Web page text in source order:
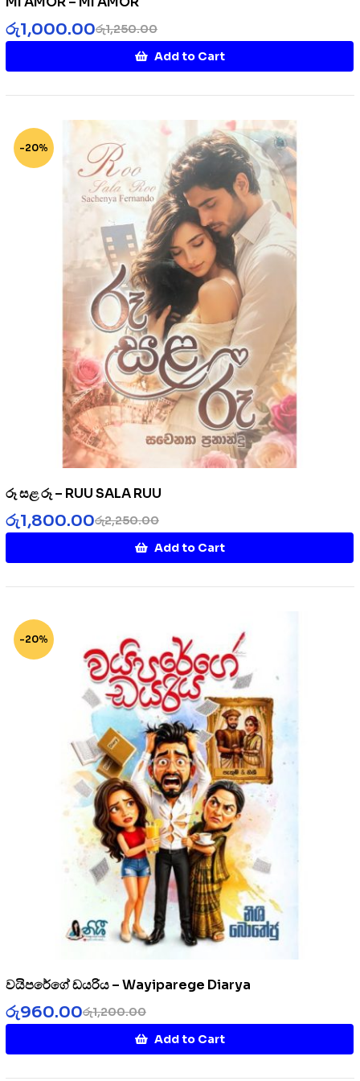
රු1,250.00
රු1,000.00
Add to Cart
-20%
රූ සළ රූ – RUU SALA RUU
රු2,250.00
රු1,800.00
Add to Cart
-20%
වයිපරේගේ ඩයරිය – Wayiparege Diarya
රු1,200.00
රු960.00
Add to Cart